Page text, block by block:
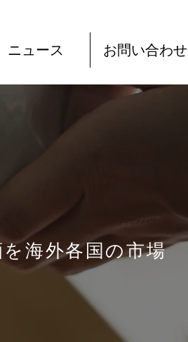
ニュース お問い合わせ
海外各国の市場